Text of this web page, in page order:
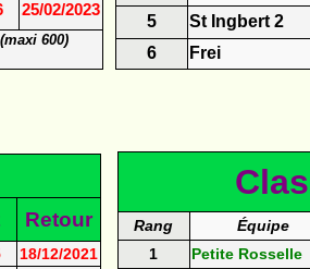
25/02/2023
600)
5
St Ingbert 2
6
Frei
Retour
18/12/2021
Rang Équipe
1
Petite Rosselle